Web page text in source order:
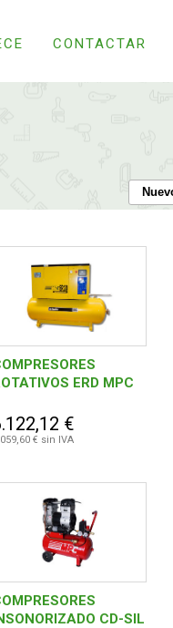
CONTACTAR
ERD MPC
€
€ sin IVA
CD-SIL